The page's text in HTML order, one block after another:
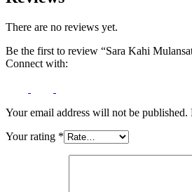
There are no reviews yet.
Be the first to review “Sara Kahi
Connect with:
Your email address will not be published.
Your rating *